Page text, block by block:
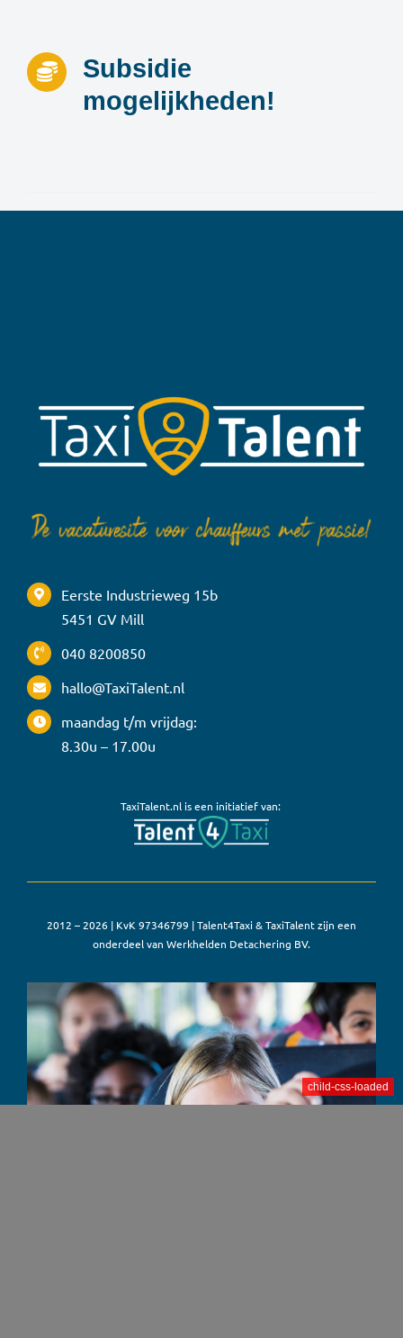
Subsidie
mogelijkheden!
Eerste Industrieweg 15b
5451 GV Mill
040 8200850
hallo@TaxiTalent.nl
maandag t/m vrijdag:
8.30u – 17.00u
TaxiTalent.nl is een initiatief van:
2012 – 2026 | KvK 97346799 | Talent4Taxi & TaxiTalent zijn een
onderdeel van Werkhelden Detachering BV.